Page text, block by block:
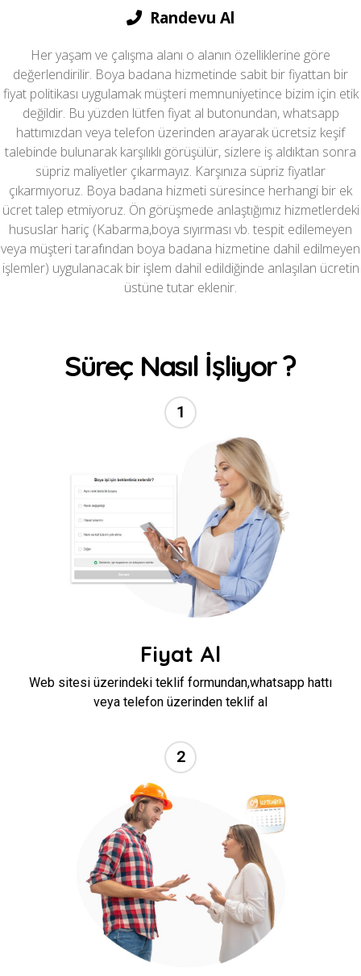
Randevu Al
Her yaşam ve çalışma alanı o alanın özelliklerine göre
değerlendirilir. Boya badana hizmetinde sabit bir fiyattan bir
fiyat politikası uygulamak müşteri memnuniyetince bizim için etik
değildir. Bu yüzden lütfen fiyat al butonundan, whatsapp
hattımızdan veya telefon üzerinden arayarak ücretsiz keşif
talebinde bulunarak karşılıklı görüşülür, sizlere iş aldıktan sonra
süpriz maliyetler çıkarmayız. Karşınıza süpriz fiyatlar
çıkarmıyoruz. Boya badana hizmeti süresince herhangi bir ek
ücret talep etmiyoruz. Ön görüşmede anlaştığımız hizmetlerdeki
hususlar hariç (Kabarma,boya sıyırması vb. tespit edilemeyen
veya müşteri tarafından boya badana hizmetine dahil edilmeyen
işlemler) uygulanacak bir işlem dahil edildiğinde anlaşılan ücretin
üstüne tutar eklenir.
Süreç Nasıl İşliyor ?
//
1
Fiyat Al
Web sitesi üzerindeki teklif formundan,whatsapp hattı
veya telefon üzerinden teklif al
//
2